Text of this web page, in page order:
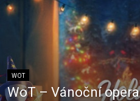
WOT
WoT – Vánoční